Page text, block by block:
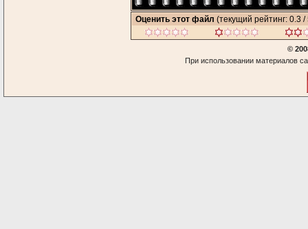
Оценить этот файл (текущий рейтинг: 0.3 /
©
При использовании материалов